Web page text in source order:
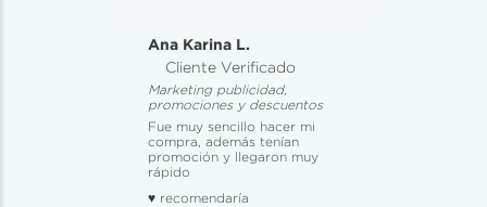
Ana Karina L.
Cliente Verificado
Marketing publicidad,
promociones y descuentos
Fue muy sencillo hacer mi
compra, además tenían
promoción y llegaron muy
rápido
♥ recomendaría